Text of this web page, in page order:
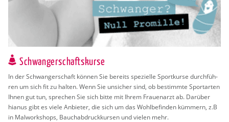
Schwangerschaftskurse
In der Schwan­ger­schaft kön­nen Sie be­reits spe­zi­el­le Sport­kur­se durch­füh­
ren um sich fit zu hal­ten. Wenn Sie un­si­cher sind, ob be­stimm­te Sport­ar­ten
Ihnen gut tun, spre­chen Sie sich bitte mit Ihrem Frau­en­arzt ab. Dar­über
hia­nus gibt es viele An­bie­ter, die sich um das Wohl­be­fin­den küm­mern, z.B
in Mal­work­shops, Bauch­ab­druck­kur­sen und vie­len mehr.